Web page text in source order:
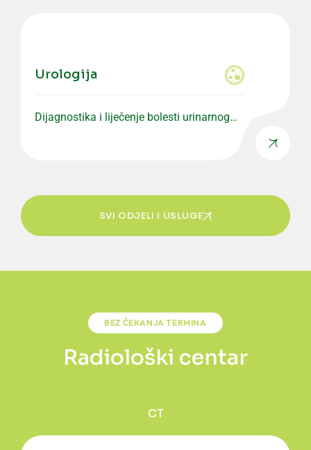
Urologija
Dijagnostika i liječenje bolesti urinarnog
SVI ODJELI I USLUGE
BEZ ČEKANJA TERMINA
Radiološki centar
CT